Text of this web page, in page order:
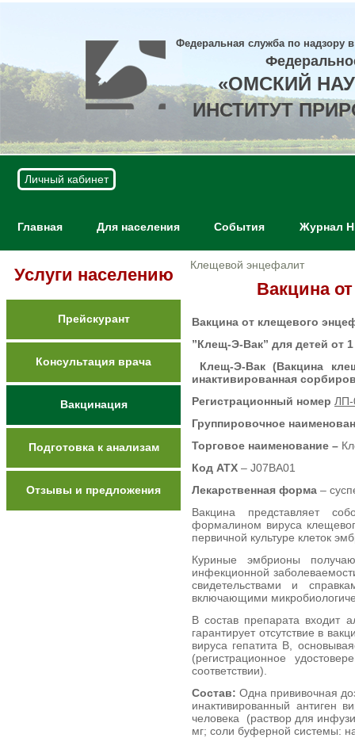
Федеральная служба по надзору
«ОМСКИЙ
ИНСТИТУТ
Личный кабинет
Главная Для населения События Журнал
Услуги населению
Прейскурант
Консультация врача
Вакцинация
Подготовка к анализам
Отзывы и предложения
Клещевой энцефалит
Вакцина
Вакцина от клещевого
”Клещ-Э-Вак” для детей от
Клещ-Э-Вак (Вакцина
инактивированная
Регистрационный номер ЛП-
Группировочное
Торговое наименование –
Код АТХ – J07BA01
Лекарственная форма –
Вакцина представляет
формалином вируса
первичной культуре клеток
Куриные эмбрионы
инфекционной
свидетельствами и
включающими
В состав препарата входит
гарантирует отсутствие в
вируса гепатита В,
(регистрационное
соответствии).
Состав: Одна прививочная
инактивированный антиген
человека (раствор для
мг; соли буферной системы: